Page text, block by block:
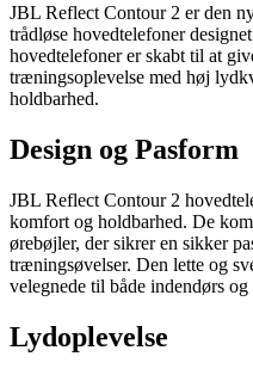
JBL Reflect Contour 2 er den
trådløse hovedtelefoner
hovedtelefoner er skabt til at
træningsoplevelse med høj
holdbarhed.
Design og Pasform
JBL Reflect Contour 2
komfort og holdbarhed. De
ørebøjler, der sikrer en sikker
træningsøvelser. Den lette og
velegnede til både indendørs
Lydoplevelse